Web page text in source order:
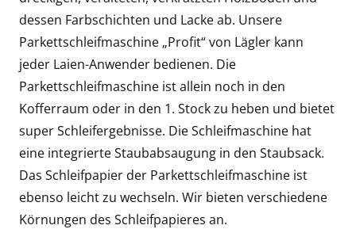
dessen Farbschichten und Lacke ab. Unsere
Parkettschleifmaschine „Profit“ von Lägler kann
jeder Laien-Anwender bedienen. Die
Parkettschleifmaschine ist allein noch in den
Kofferraum oder in den 1. Stock zu heben und bietet
super Schleifergebnisse. Die Schleifmaschine hat
eine integrierte Staubabsaugung in den Staubsack.
Das Schleifpapier der Parkettschleifmaschine ist
ebenso leicht zu wechseln. Wir bieten verschiedene
Körnungen des Schleifpapieres an.